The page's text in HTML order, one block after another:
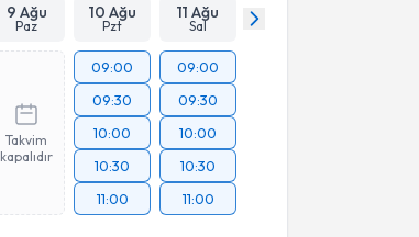
9 Ağu
Paz
10 Ağu
Pzt
11 Ağu
Sal
Takvim
kapalıdır
09:00
09:30
10:00
10:30
11:00
09:00
09:30
10:00
10:30
11:00